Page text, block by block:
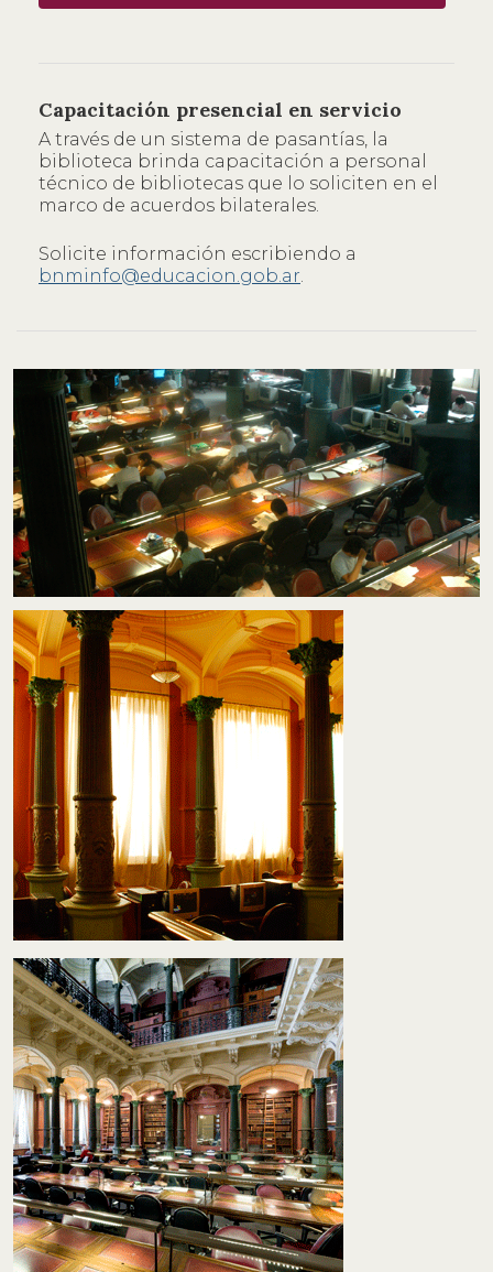
Capacitación presencial en servicio
A través de un sistema de pasantías, la
biblioteca brinda capacitación a personal
técnico de bibliotecas que lo soliciten en el
marco de acuerdos bilaterales.
Solicite información escribiendo a
bnminfo@educacion.gob.ar